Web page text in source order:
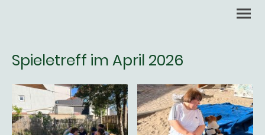
Spieletreff im April 2026